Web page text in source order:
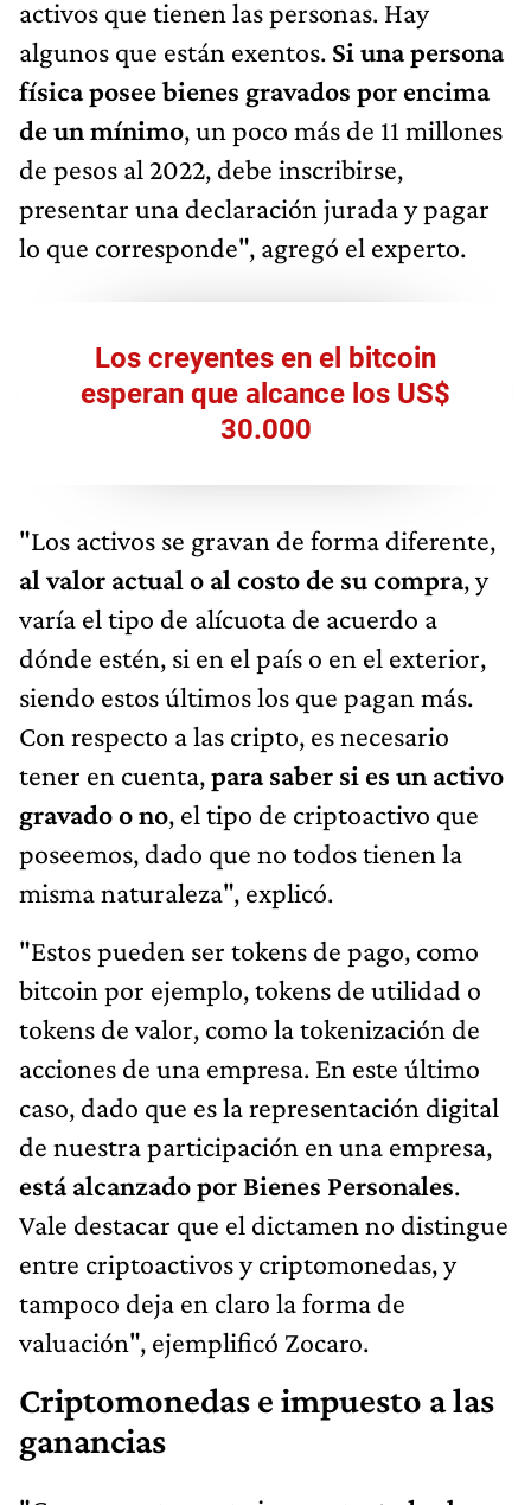
activos que tienen las personas. Hay
algunos que están exentos. Si una persona
física posee bienes gravados por encima
de un mínimo, un poco más de 11 millones
de pesos al 2022, debe inscribirse,
presentar una declaración jurada y pagar
lo que corresponde", agregó el experto.
Los creyentes en el bitcoin
esperan que alcance los US$
30.000
"Los activos se gravan de forma diferente,
al valor actual o al costo de su compra, y
varía el tipo de alícuota de acuerdo a
dónde estén, si en el país o en el exterior,
siendo estos últimos los que pagan más.
Con respecto a las cripto, es necesario
tener en cuenta,para saber si es un activo
gravado o no, el tipo de criptoactivo que
poseemos, dado que no todos tienen la
misma naturaleza", explicó.
"Estos pueden ser tokens de pago, como
bitcoin por ejemplo, tokens de utilidad o
tokens de valor, como la tokenización de
acciones de una empresa. En este último
caso, dado que es la representación digital
de nuestra participación en una empresa,
está alcanzado por Bienes Personales.
Vale destacar que el dictamen no distingue
entre criptoactivos y criptomonedas, y
tampoco deja en claro la forma de
valuación", ejemplificó Zocaro.
Criptomonedas e impuesto a las
ganancias